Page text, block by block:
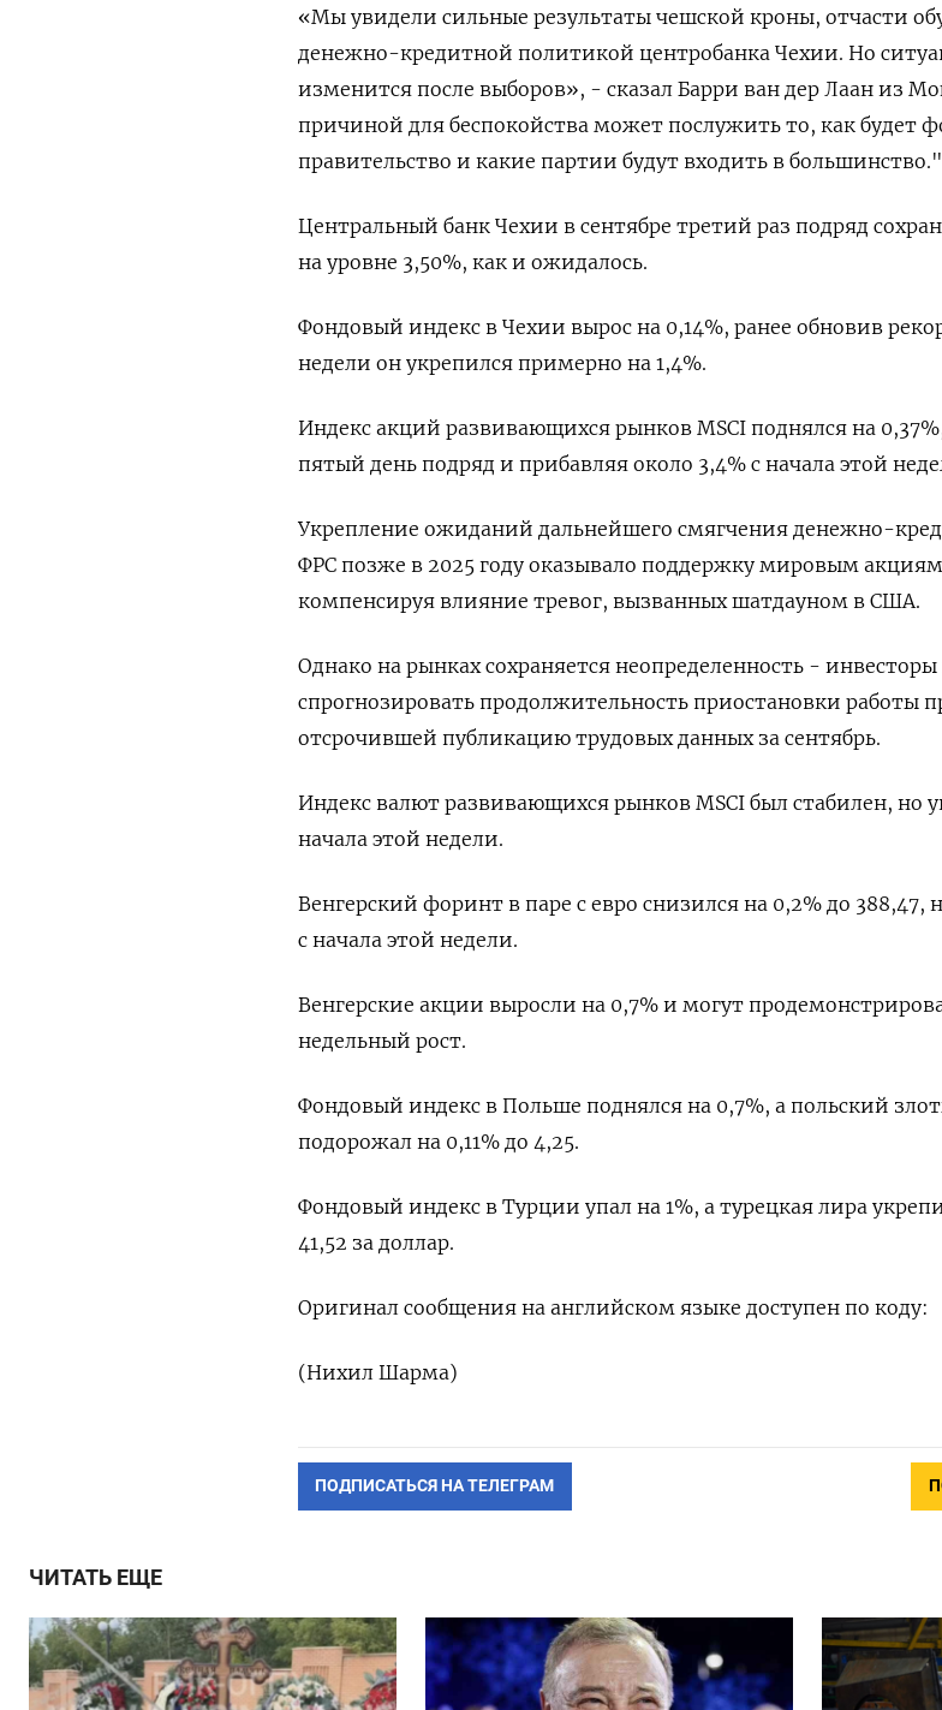
«Мы увидели сильные результаты чешской кроны, отчасти
денежно-кредитной политикой центробанка Чехии. Но
изменится после выборов», - сказал Барри ван дер Лаан из
причиной для беспокойства может послужить то, как будет
правительство и какие партии будут входить в большинство."
Центральный банк Чехии в сентябре третий раз подряд
на уровне 3,50%, как и ожидалось.
Фондовый индекс в Чехии вырос на 0,14%, ранее обновив
недели он укрепился примерно на 1,4%.
Индекс акций развивающихся рынков MSCI поднялся на
пятый день подряд и прибавляя около 3,4% с начала этой
Укрепление ожиданий дальнейшего смягчения денежно-
ФРС позже в 2025 году оказывало поддержку мировым акциям
компенсируя влияние тревог, вызванных шатдауном в США.
Однако на рынках сохраняется неопределенность -
спрогнозировать продолжительность приостановки работы
отсрочившей публикацию трудовых данных за сентябрь.
Индекс валют развивающихся рынков MSCI был стабилен, но
начала этой недели.
Венгерский форинт в паре с евро снизился на 0,2% до 388,47,
с начала этой недели.
Венгерские акции выросли на 0,7% и могут
недельный рост.
Фондовый индекс в Польше поднялся на 0,7%, а польский
подорожал на 0,11% до 4,25.
Фондовый индекс в Турции упал на 1%, а турецкая лира
41,52 за доллар.
Оригинал сообщения на английском языке доступен по коду:
(Нихил Шарма)
ПОДПИСАТЬСЯ НА ТЕЛЕГРАМ
ЧИТАТЬ ЕЩЕ